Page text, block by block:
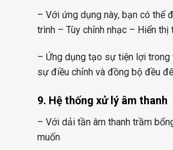
– Với ứng dụng này, bạn có thể
trình – Tùy chỉnh nhạc – Hiển
– Ứng dụng tạo sự tiện lợi trong
sự điều chỉnh và đồng bộ đều
9. Hệ thống xử lý âm thanh
– Với dải tần âm thanh trầm
muốn